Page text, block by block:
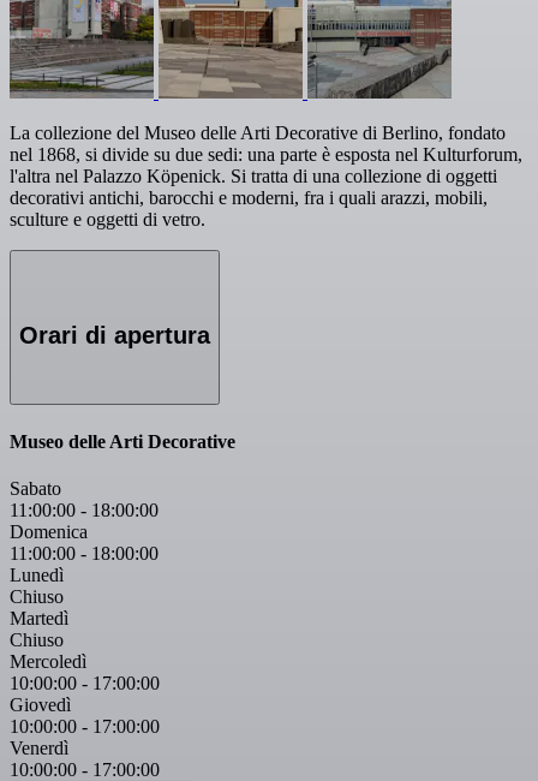
La collezione del Museo delle Arti Decorative di Berlino, fondato
nel 1868, si divide su due sedi: una parte è esposta nel Kulturforum,
l'altra nel Palazzo Köpenick. Si tratta di una collezione di oggetti
decorativi antichi, barocchi e moderni, fra i quali arazzi, mobili,
sculture e oggetti di vetro.
Orari di apertura
Museo delle Arti Decorative
Sabato
11:00:00 - 18:00:00
Domenica
11:00:00 - 18:00:00
Lunedì
Chiuso
Martedì
Chiuso
Mercoledì
10:00:00 - 17:00:00
Giovedì
10:00:00 - 17:00:00
Venerdì
10:00:00 - 17:00:00